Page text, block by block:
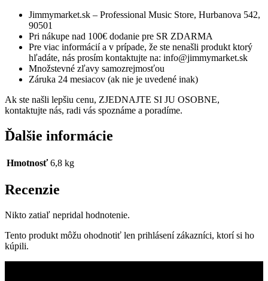
Jimmymarket.sk – Professional Music Store, Hurbanova 542,
90501
Pri nákupe nad 100€ dodanie pre SR ZDARMA
Pre viac informácií a v prípade, že ste nenašli produkt ktorý
hľadáte, nás prosím kontaktujte na: info@jimmymarket.sk
Množstevné zľavy samozrejmosťou
Záruka 24 mesiacov (ak nie je uvedené inak)
Ak ste našli lepšiu cenu, ZJEDNAJTE SI JU OSOBNE,
kontaktujte nás, radi vás spoznáme a poradíme.
Ďalšie informácie
Hmotnosť 6,8 kg
Recenzie
Nikto zatiaľ nepridal hodnotenie.
Tento produkt môžu ohodnotiť len prihlásení zákazníci, ktorí si ho
kúpili.